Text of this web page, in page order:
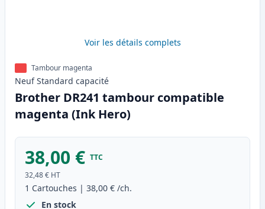
Voir les détails complets
Tambour magenta
Neuf Standard capacité
Brother DR241 tambour compatible
magenta (Ink Hero)
38,00 € TTC
32,48 € HT
1 Cartouches | 38,00 € /ch.
En stock